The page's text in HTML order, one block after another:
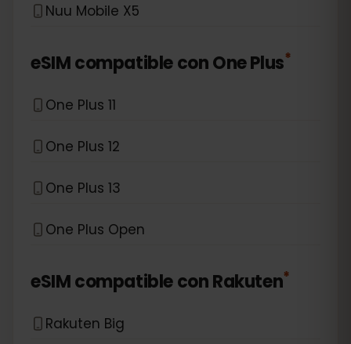
Nuu Mobile X5
eSIM compatible conOne Plus*
One Plus 11
One Plus 12
One Plus 13
One Plus Open
eSIM compatible conRakuten*
Rakuten Big